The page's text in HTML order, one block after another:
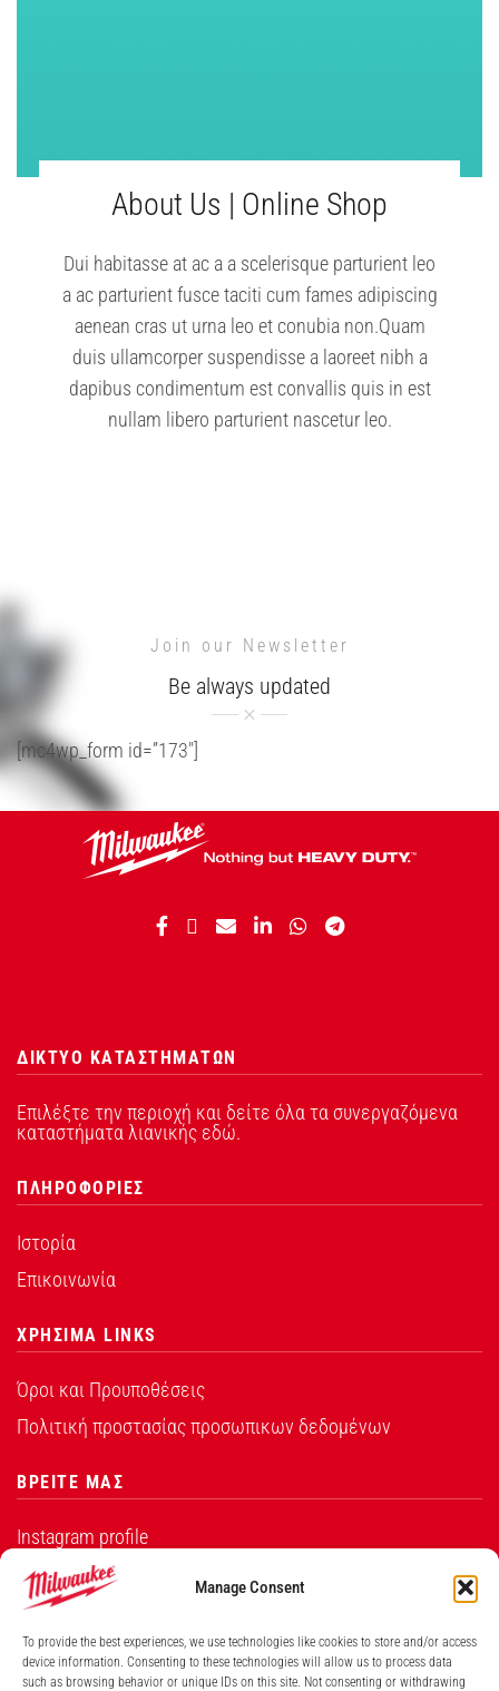
Manage Consent
To provide the best experiences, we use technologies like cookies to store and/or access
device information. Consenting to these technologies will allow us to process data
such as browsing behavior or unique IDs on this site. Not consenting or withdrawing
About Us | Online Shop
Dui habitasse at ac a a scelerisque parturient leo
a ac parturient fusce taciti cum fames adipiscing
aenean cras ut urna leo et conubia non.Quam
duis ullamcorper suspendisse a laoreet nibh a
dapibus condimentum est convallis quis in est
nullam libero parturient nascetur leo.
Join our Newsletter
Be always updated
[mc4wp_form id=”173″]
ΔΙΚΤΥΟ ΚΑΤΑΣΤΗΜΑΤΩΝ
Επιλέξτε την περιοχή και δείτε όλα τα συνεργαζόμενα
καταστήματα λιανικής εδώ.
ΠΛΗΡΟΦΟΡΙΕΣ
Ιστορία
Επικοινωνία
ΧΡΗΣΙΜΑ LINKS
Όροι και Προυποθέσεις
Πολιτική προστασίας προσωπικων δεδομένων
ΒΡΕΙΤΕ ΜΑΣ
Instagram profile
Facebook profile
Νέα προιόντα
ΣΧΕΤΙΚΑ ΜΕ ΕΜΑΣ